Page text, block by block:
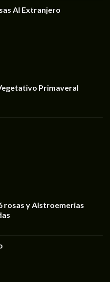
Al Extranjero
Primaveral
rosas y Alstroemerias